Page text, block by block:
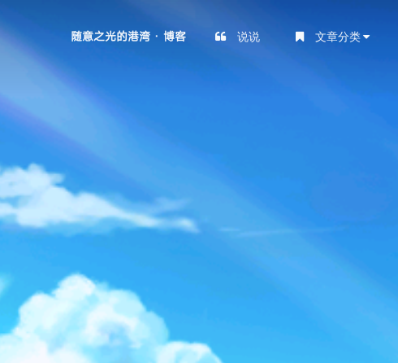
随意之光的港湾 · 博客 说说 文章分类